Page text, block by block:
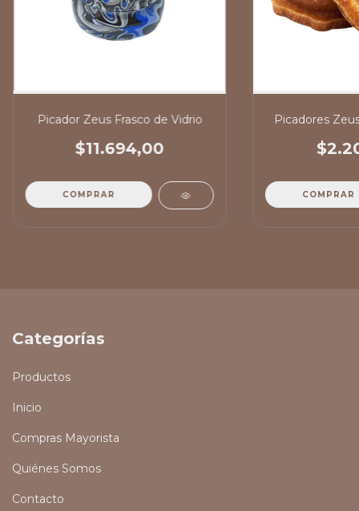
Picador Zeus Frasco de Vidrio
$11.694,00
Picadores
COMPRAR
Categorías
Productos
Inicio
Compras Mayorista
Quiénes Somos
Contacto